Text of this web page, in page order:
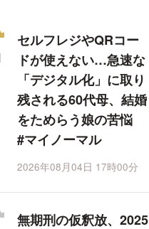
セルフレジやQRコー
ドが使えない…急速な
「デジタル化」に取り
残される60代母、結婚
をためらう娘の苦悩
#マイノーマル
2026年08月04日 17時00分
無期刑の仮釈放、2025